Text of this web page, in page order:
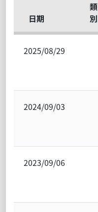
日期
類
別
2025/08/29
2024/09/03
2023/09/06